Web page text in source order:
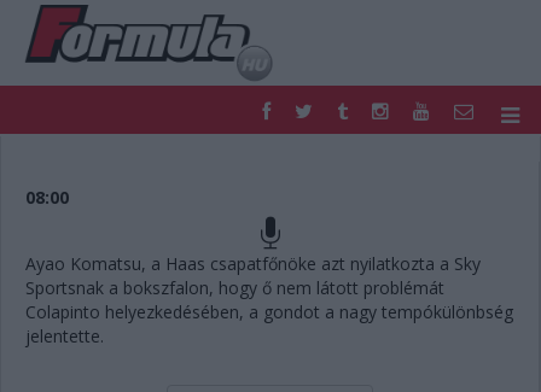
FORMULA
EGYÉB
PODCAST
SHOP
LIVE
TIPPJÁTÉK
DIGITÁLIS MAGAZIN
08:00
Ayao Komatsu, a Haas csapatfőnöke azt nyilatkozta a Sky
Sportsnak a bokszfalon, hogy ő nem látott problémát
Colapinto helyezkedésében, a gondot a nagy tempókülönbség
jelentette.